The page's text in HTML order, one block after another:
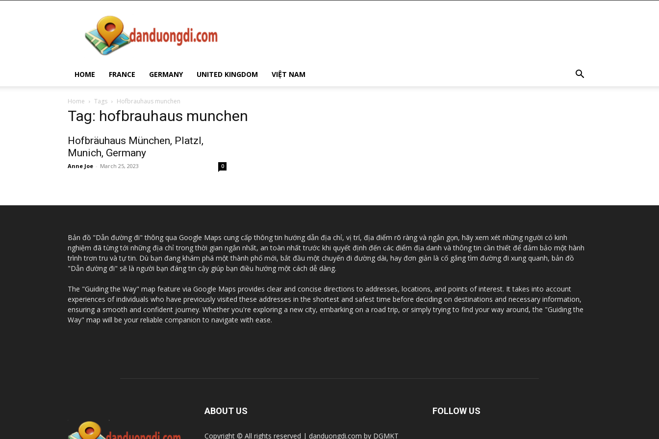
Duong
Di
HOME FRANCE GERMANY UNITED KINGDOM VIỆT NAM
Home Tags Hofbrauhaus munchen
Tag: hofbrauhaus munchen
Hofbräuhaus München, Platzl,
Munich, Germany
Anne Joe - March 25, 2023 0
Bản đồ "Dẫn đường đi" thông qua Google Maps cung cấp thông tin hướng dẫn địa chỉ, vị trí, địa điểm rõ ràng và ngắn gọn, hãy xem xét những người có kinh
nghiệm đã từng tới những địa chỉ trong thời gian ngắn nhất, an toàn nhất trước khi quyết định đến các điểm địa danh và thông tin cần thiết để đảm bảo một hành
trình trơn tru và tự tin. Dù bạn đang khám phá một thành phố mới, bắt đầu một chuyến đi đường dài, hay đơn giản là cố gắng tìm đường đi xung quanh, bản đồ
"Dẫn đường đi" sẽ là người bạn đáng tin cậy giúp bạn điều hướng một cách dễ dàng.
The "Guiding the Way" map feature via Google Maps provides clear and concise directions to addresses, locations, and points of interest. It takes into account
experiences of individuals who have previously visited these addresses in the shortest and safest time before deciding on destinations and necessary information,
ensuring a smooth and confident journey. Whether you're exploring a new city, embarking on a road trip, or simply trying to find your way around, the "Guiding the
Way" map will be your reliable companion to navigate with ease.
ABOUT US
Copyright © All rights reserved | danduongdi.com by DGMKT
FOLLOW US